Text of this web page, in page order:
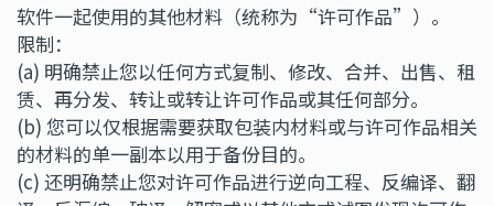
软件一起使用的其他材料（统称为“许可作品”）。
限制：
(a) 明确禁止您以任何方式复制、修改、合并、出售、租
赁、再分发、转让或转让许可作品或其任何部分。
(b) 您可以仅根据需要获取包装内材料或与许可作品相关
的材料的单一副本以用于备份目的。
(c) 还明确禁止您对许可作品进行逆向工程、反编译、翻